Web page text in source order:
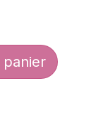
panier